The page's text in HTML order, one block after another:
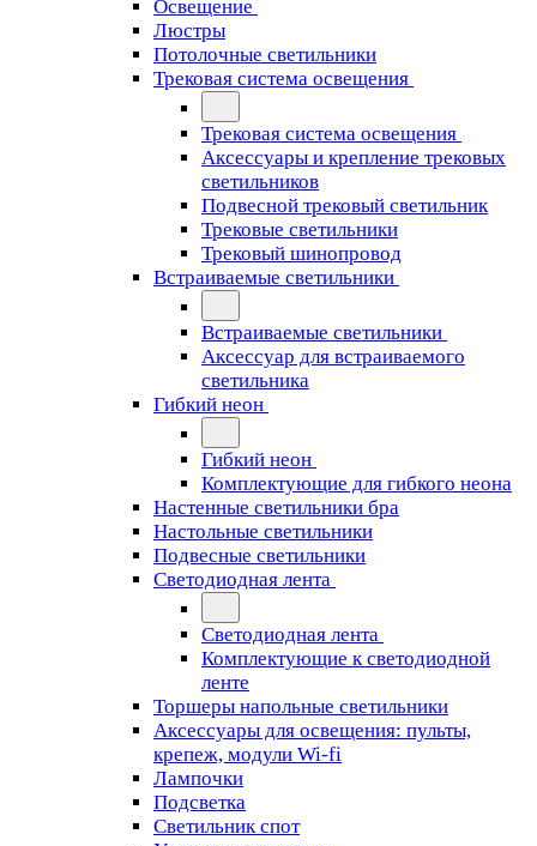
Освещение
Люстры
Потолочные светильники
Трековая система освещения
Трековая система освещения
Аксессуары и крепление трековых
светильников
Подвесной трековый светильник
Трековые светильники
Трековый шинопровод
Встраиваемые светильники
Встраиваемые светильники
Аксессуар для встраиваемого
светильника
Гибкий неон
Гибкий неон
Комплектующие для гибкого неона
Настенные светильники бра
Настольные светильники
Подвесные светильники
Светодиодная лента
Светодиодная лента
Комплектующие к светодиодной
ленте
Торшеры напольные светильники
Аксессуары для освещения: пульты,
крепеж, модули Wi-fi
Лампочки
Подсветка
Светильник спот